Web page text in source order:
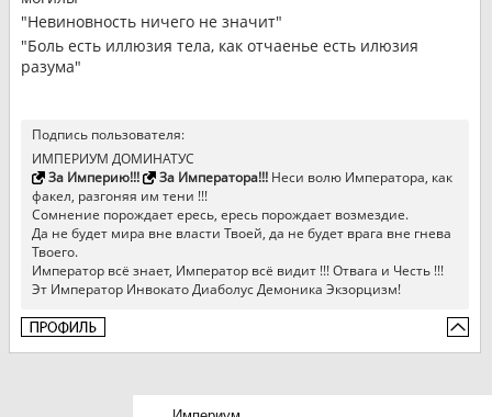
"Невиновность ничего не значит"
"Боль есть иллюзия тела, как отчаенье есть илюзия
разума"
Подпись пользователя:
ИМПЕРИУМ ДОМИНАТУС
За Империю!!!
За Императора!!!Неси волю Императора, как
факел, разгоняя им тени !!!
Сомнение порождает ересь, ересь порождает возмездие.
Да не будет мира вне власти Твоей, да не будет врага вне гнева
Твоего.
Император всё знает, Император всё видит !!! Отвага и Честь !!!
Эт Император Инвокато Диаболус Демоника Экзорцизм!